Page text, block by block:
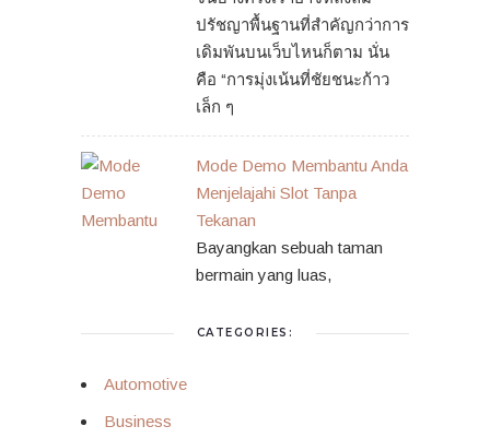
ปรัชญาพื้นฐานที่สำคัญกว่าการ
เดิมพันบนเว็บไหนก็ตาม นั่น
คือ “การมุ่งเน้นที่ชัยชนะก้าว
เล็ก ๆ
Mode Demo Membantu Anda
Menjelajahi Slot Tanpa
Tekanan
Bayangkan sebuah taman
bermain yang luas,
CATEGORIES:
Automotive
Business